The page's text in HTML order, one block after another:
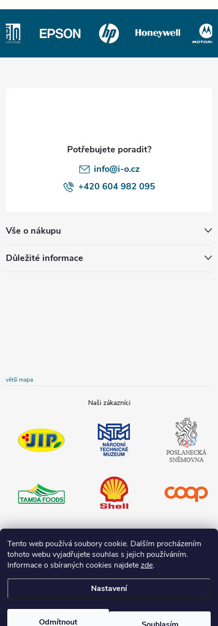
Tento web používá soubory cookie. Dalším procházením
tohoto webu vyjadřujete souhlas s jejich používáním.
Informace o sbíraných cookies najdetezde.
Nastavení
Odmítnout
Z
info@i-o.cz
+420 604 982 095
Vše o nákupu
Důležité informace
větší mapa
technické
muzeum
Poslanecká
sněmovna
České
republiky
Teta drogerie
cookies